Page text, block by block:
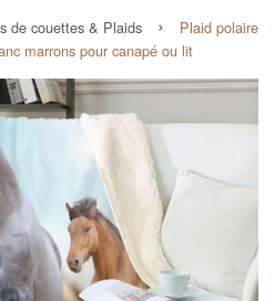
de couettes & Plaids ›
Plaid polaire
marrons pour canapé ou lit